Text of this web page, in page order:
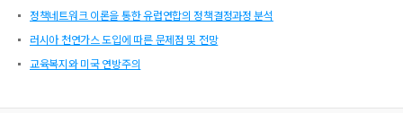
정책네트워크 이론을 통한 유럽연합의 정책결정과정 분석
러시아 천연가스 도입에 따른 문제점 및 전망
교육복지와 미국 연방주의